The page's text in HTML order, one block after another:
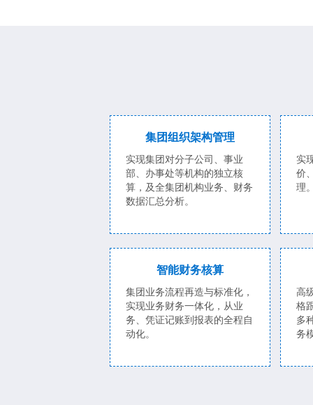
集团组织架构管理
实现集团对分子公司、事业
部、办事处等机构的独立核
算，及全集团机构业务、财务
数据汇总分析。
实
价
理
智能财务核算
集团业务流程再造与标准化，
实现业务财务一体化，从业
务、凭证记账到报表的全程自
动化。
高
格
多
务